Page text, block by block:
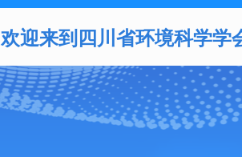
欢迎来到四川省环境科学学